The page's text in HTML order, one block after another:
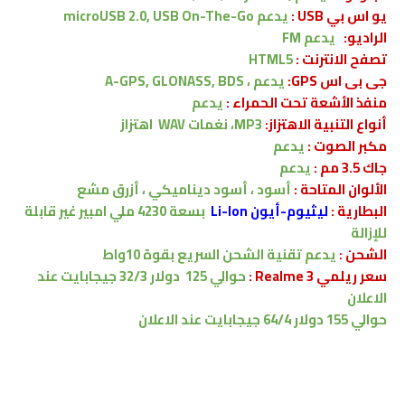
يو اس بي USB : يدعمmicroUSB 2.0, USB On-The-Go
الراديو: يدعم FM
تصفح الانترنت :HTML5
جى بى اس GPS:
يدعم ،A-GPS, GLONASS, BDS
منفذ الأشعة تحت الحمراء :يدعم
أنواع التنبية الاهتزاز:
اهتزاز
مكبر الصوت :يدعم
جاك 3.5 مم :
يدعم
الألوان المتاحة :أسود ، أسود ديناميكي ، أزرق مشع
البطارية:ليثيوم-أيون Li-Ion بسعة4230ملي امبيرغير قابلة
للإزالة
الشحن:يدعمتقنية الشحن السريعبقوة 10واط
سعر ريلمي Realme 3 :
حوالي 125 دولار 32/3 جيجابايتعند
الاعلان
حوالي 155 دولار 64/4
جيجابايتعند الاعلان